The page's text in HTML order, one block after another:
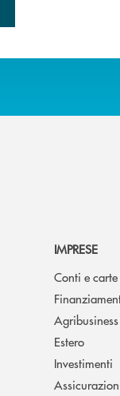
IMPRESE
Conti e carte
Agribusiness
Estero
Investimenti